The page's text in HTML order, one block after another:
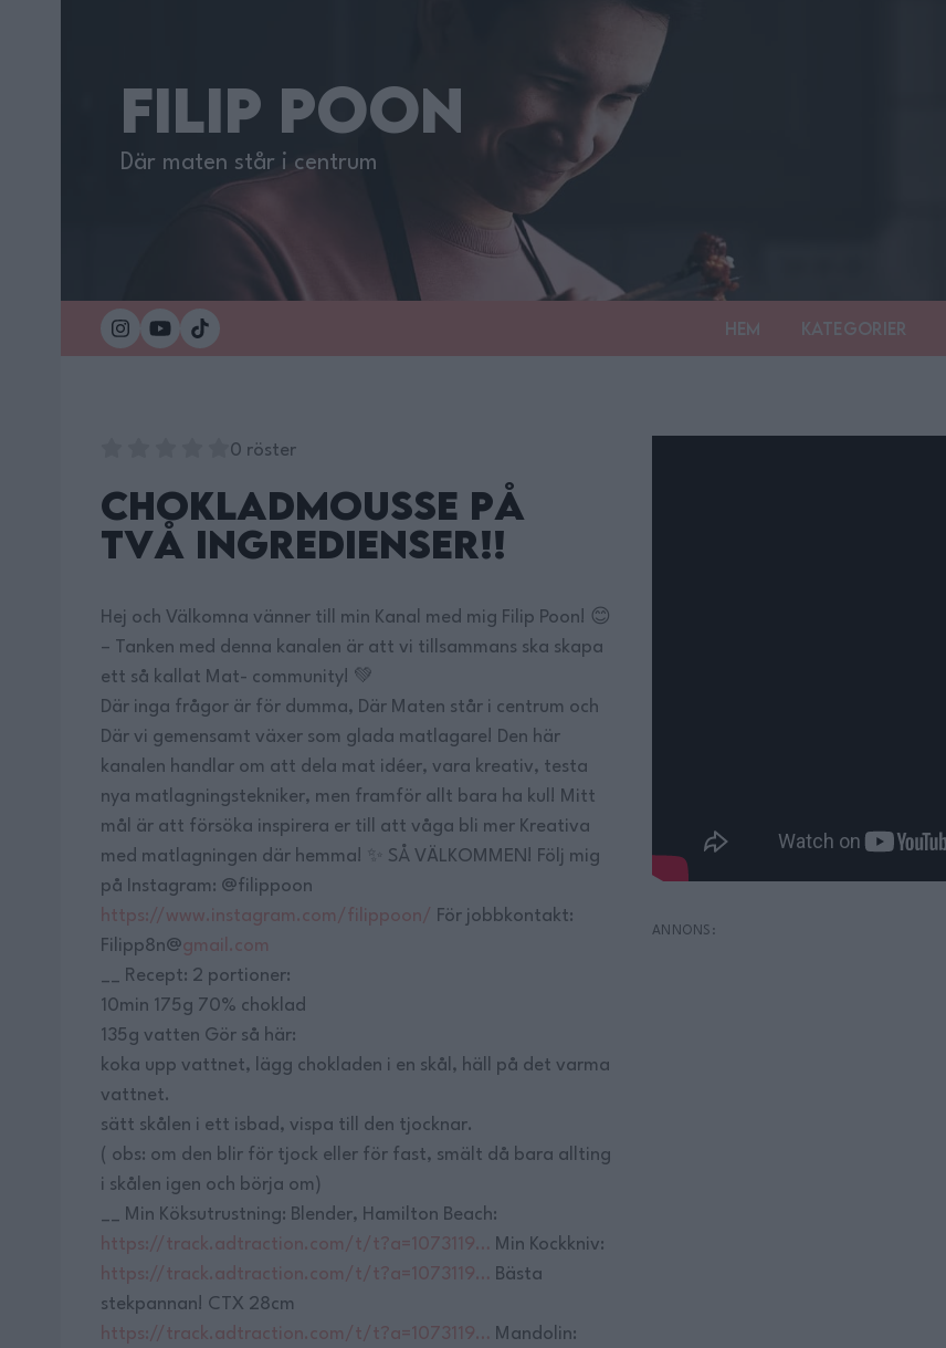
FILIP POON
Där maten står i centrum
Hem Kategorier
0 röster
Chokladmousse På
TVÅ Ingredienser!!
Hej och Välkomna vänner till min Kanal med mig Filip Poon! 😊
– Tanken med denna kanalen är att vi tillsammans ska skapa
ett så kallat Mat- community! 💚
Där inga frågor är för dumma, Där Maten står i centrum och
Där vi gemensamt växer som glada matlagare! Den här
kanalen handlar om att dela mat idéer, vara kreativ, testa
nya matlagningstekniker, men framför allt bara ha kul! Mitt
mål är att försöka inspirera er till att våga bli mer Kreativa
med matlagningen där hemma! ✨ SÅ VÄLKOMMEN! Följ mig
på Instagram: @filippoon
https://www.instagram.com/filippoon/ För jobbkontakt:
Filipp8n@gmail.com
__ Recept: 2 portioner:
10min 175g 70% choklad
135g vatten Gör så här:
koka upp vattnet, lägg chokladen i en skål, häll på det varma
vattnet.
sätt skålen i ett isbad, vispa till den tjocknar.
( obs: om den blir för tjock eller för fast, smält då bara allting
i skålen igen och börja om)
__ Min Köksutrustning: Blender, Hamilton Beach:
https://track.adtraction.com/t/t?a=1073119… Min Kockkniv:
https://track.adtraction.com/t/t?a=1073119… Bästa
stekpannan! CTX 28cm
https://track.adtraction.com/t/t?a=1073119… Mandolin: